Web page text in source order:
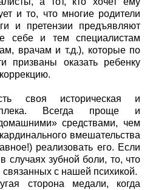
и то, что многие родители
и претензии предъявляют
себе и тем специалистам
врачам и т.д.), которые по
призваны оказать ребенку
своя историческая и
Всегда проще и
средствами, чем
вмешательства
реализовать его. Если
случаях зубной боли, то, что
с нашей психикой.
сторона медали, когда